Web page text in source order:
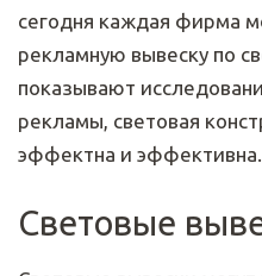
сегодня каждая фирма
рекламную вывеску по
показывают
рекламы, световая
эффектна и эффективна.
Световые